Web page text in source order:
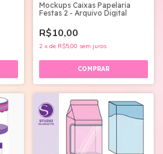
Mockups Caixas Papelaria
Festas 2 - Arquivo Digital
R$10,00
2 x de R$5,00 sem juros